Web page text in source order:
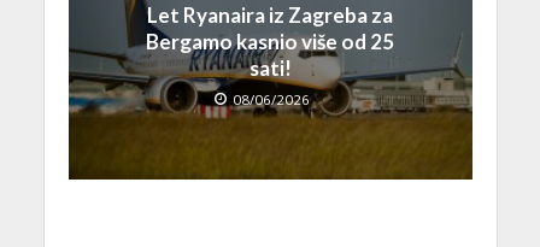
Let Ryanaira iz Zagreba za
Bergamo kasnio više od 25
sati!
08/06/2026